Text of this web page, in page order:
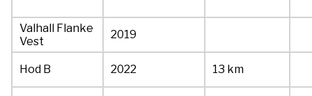
Valhall Flanke
Vest
2019
Hod B 2022 13 km